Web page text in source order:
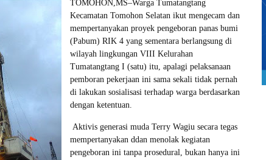
TOMOHON,MS–Warga Tumatangtang
Kecamatan Tomohon Selatan ikut mengecam dan
mempertanyakan proyek pengeboran panas bumi
(Pabum) RIK 4 yang sementara berlangsung di
wilayah lingkungan VIII Kelurahan
Tumatangtang I (satu) itu, apalagi pelaksanaan
pemboran pekerjaan ini sama sekali tidak pernah
di lakukan sosialisasi terhadap warga berdasarkan
dengan ketentuan.
Aktivis generasi muda Terry Wagiu secara tegas
mempertanyakan ddan menolak kegiatan
pengeboran ini tanpa prosedural, bukan hanya ini